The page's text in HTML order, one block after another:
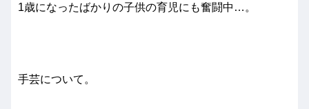
1歳になったばかりの子供の育児にも奮闘中…。
手芸について。